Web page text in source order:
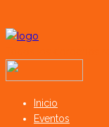
Inicio
Eventos